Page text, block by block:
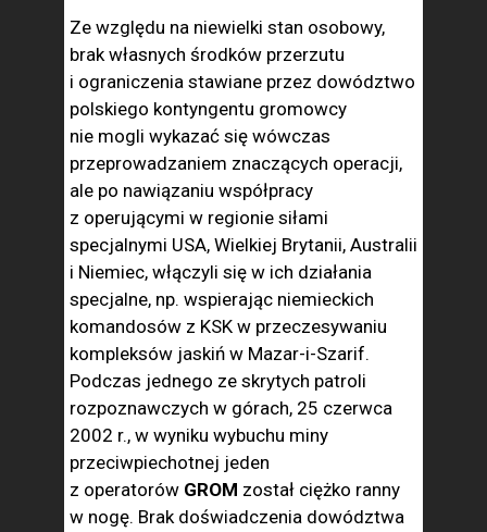
Ze względu na niewielki stan osobowy,
brak własnych środków przerzutu
i ograniczenia stawiane przez dowództwo
polskiego kontyngentu gromowcy
nie mogli wykazać się wówczas
przeprowadzaniem znaczących operacji,
ale po nawiązaniu współpracy
z operującymi w regionie siłami
specjalnymi USA, Wielkiej Brytanii, Australii
i Niemiec, włączyli się w ich działania
specjalne, np. wspierając niemieckich
komandosów z KSK w przeczesywaniu
kompleksów jaskiń w Mazar-i-Szarif.
Podczas jednego ze skrytych patroli
rozpoznawczych w górach, 25 czerwca
2002 r., w wyniku wybuchu miny
przeciwpiechotnej jeden
z operatorów GROM został ciężko ranny
w nogę. Brak doświadczenia dowództwa